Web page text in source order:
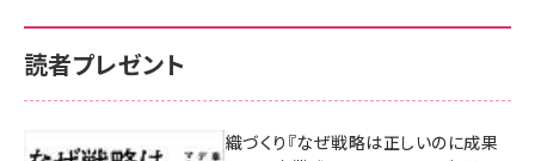
読者プレゼント
成果を生む組織づくり『なぜ戦略は正しいのに成果